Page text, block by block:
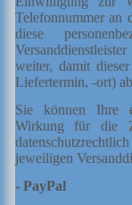
Telefonnummer an
diese
Versanddienstleister
weiter, damit
Liefertermin, -ort)
Sie können Ihre
Wirkung für die
jeweiligen
- PayPal